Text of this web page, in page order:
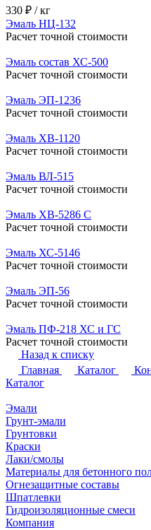
330 ₽ / кг
Эмаль НЦ-132
Расчет точной стоимости
Эмаль состав ХС-500
Расчет точной стоимости
Эмаль ЭП-1236
Расчет точной стоимости
Эмаль ХВ-1120
Расчет точной стоимости
Эмаль ВЛ-515
Расчет точной стоимости
Эмаль ХВ-5286 С
Расчет точной стоимости
Эмаль ХС-5146
Расчет точной стоимости
Эмаль ЭП-56
Расчет точной стоимости
Эмаль ПФ-218 ХС и ГС
Расчет точной стоимости
Назад к списку
Главная
Каталог
Каталог
Эмали
Грунт-эмали
Грунтовки
Краски
Лаки/смолы
Материалы для бетонного
Огнезащитные составы
Шпатлевки
Гидроизоляционные смеси
Компания